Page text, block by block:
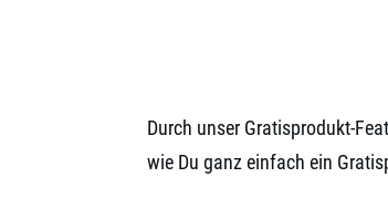
Durch unser Gratisprodukt-
wie Du ganz einfach ein